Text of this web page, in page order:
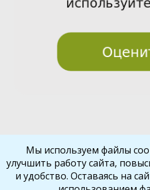
vio
Мы используем файлы
улучшить работу сайта,
и удобство. Оставаясь на